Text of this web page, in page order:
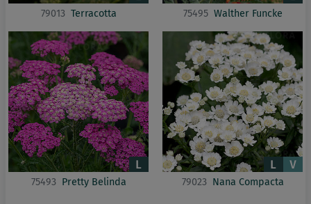
79013 Terracotta 75495 Walther Funcke
75493 Pretty Belinda 79023 Nana Compacta